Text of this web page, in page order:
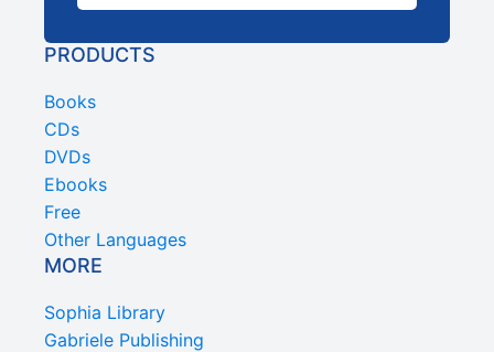
PRODUCTS
Books
CDs
DVDs
Ebooks
Free
Other Languages
MORE
Sophia Library
Gabriele Publishing